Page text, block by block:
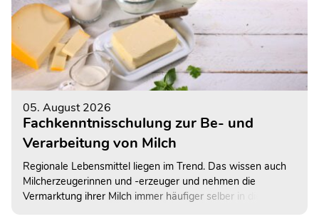
05. August 2026
Fachkenntnisschulung zur Be- und
Verarbeitung von Milch
Regionale Lebensmittel liegen im Trend. Das wissen auch
Milcherzeugerinnen und -erzeuger und nehmen die
Vermarktung ihrer Milch immer häufiger selber in die Hand.